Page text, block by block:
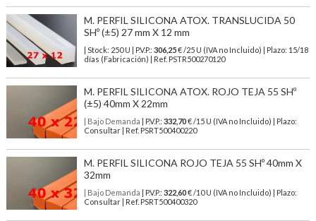
M. PERFIL SILICONA ATOX. TRANSLUCIDA 50
SHº (±5) 27 mm X 12 mm
| Stock: 250 U | P.V.P.: 306,25€/25 U (IVA no Incluido)
| Plazo: 15/18
días (Fabricación) | Ref. PSTR500270120
M. PERFIL SILICONA ATOX. ROJO TEJA 55 SHº
(±5) 40mm X 22mm
| Bajo Demanda | P.V.P.: 332,70€ /15 U (IVA no Incluido) | Plazo:
Consultar | Ref. PSRT500400220
M. PERFIL SILICONA ROJO TEJA 55 SHº 40mm X
32mm
| Bajo Demanda | P.V.P.: 322,60€ /10 U (IVA no Incluido) | Plazo:
Consultar | Ref. PSRT500400320